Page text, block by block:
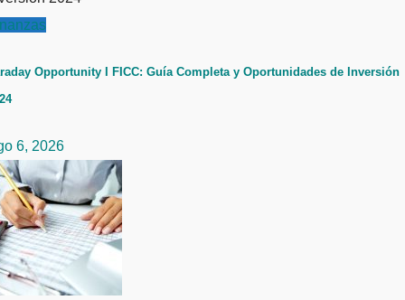
Opportunity I FICC: Guía Completa y Oportunidades de Inversión
6, 2026